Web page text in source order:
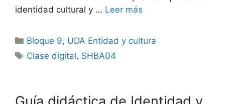
identidad cultural y … Leer más
Categorías
Bloque 9, UDA Entidad y cultura
Etiquetas
Clase digital, SHBA04